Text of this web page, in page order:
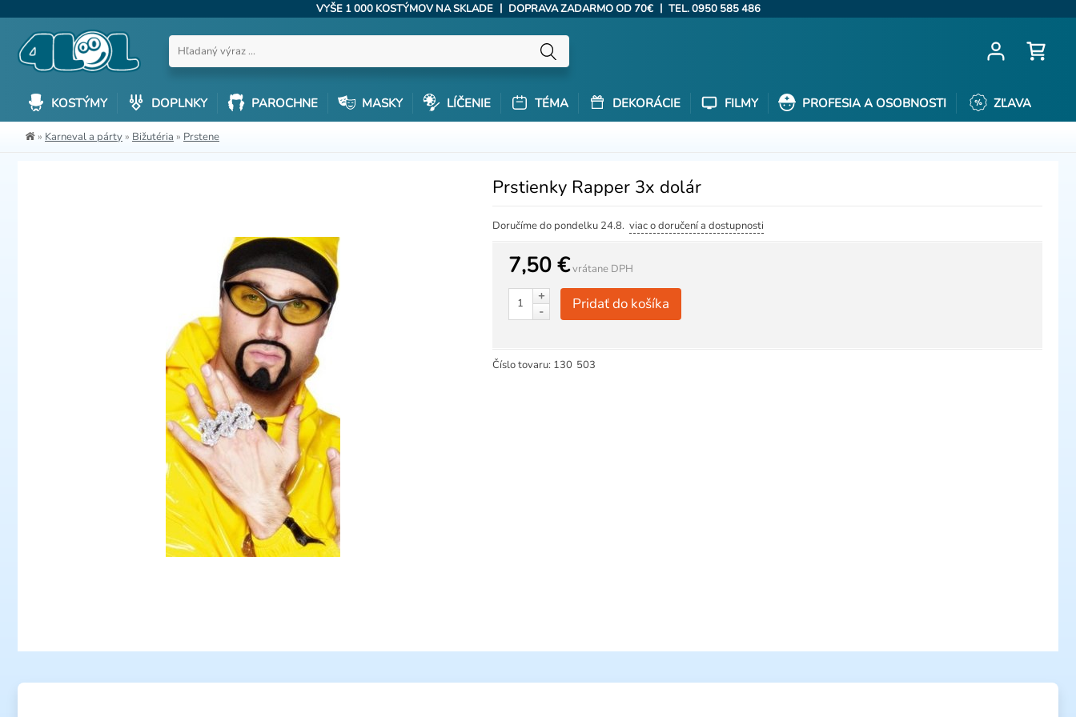
VYŠE 1 000 KOSTÝMOV NA SKLADE | DOPRAVA ZADARMO OD 70€ | TEL. 0950 585 486
KOSTÝMY DOPLNKY PAROCHNE MASKY LÍČENIE TÉMA DEKORÁCIE FILMY PROFESIA A OSOBNOSTI ZĽAVA
» Karneval a párty» Bižutéria » Prstene
Prstienky Rapper 3x dolár
Doručíme do pondelku 24.8.viac o doručení a dostupnosti
7,50 €vrátane DPH
+
-
Pridať do košíka
Číslo tovaru: 130 503